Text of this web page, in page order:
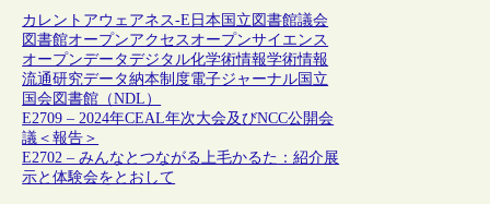
カレントアウェアネス-E 日本 国立図書館議会
図書館オープンアクセス オープンサイエンス
オープンデータデジタル化学術情報学術情報
流通研究データ納本制度電子ジャーナル 国立
国会図書館（NDL）
E2709 – 2024年CEAL年次大会及びNCC公開会
議＜報告＞
E2702 – みんなとつながる上毛かるた：紹介展
示と体験会をとおして